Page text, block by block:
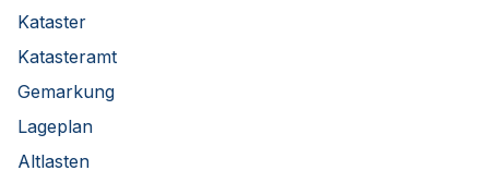
Kataster
Katasteramt
Gemarkung
Lageplan
Altlasten